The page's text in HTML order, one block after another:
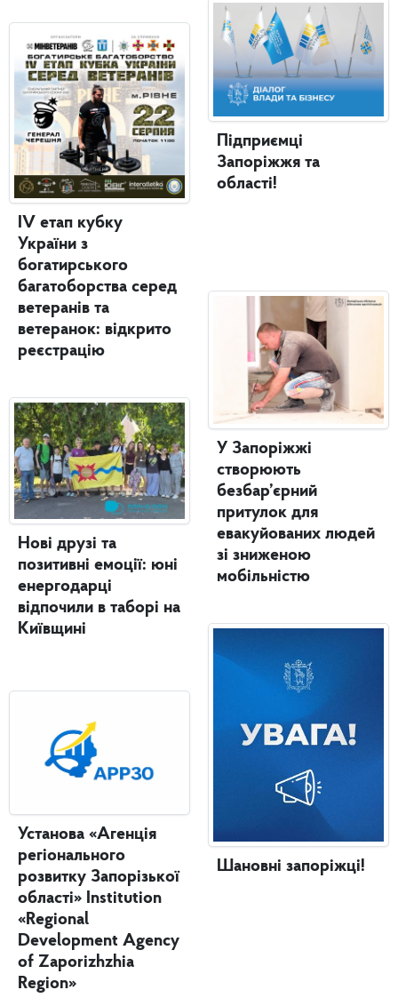
IV етап кубку
України з
богатирського
багатоборства серед
ветеранів та
ветеранок: відкрито
реєстрацію
Нові друзі та
позитивні емоції: юні
енергодарці
відпочили в таборі на
Київщині
Установа «Агенція
регіонального
розвитку Запорізької
області» Institution
«Regional
Development Agency
of Zaporizhzhia
Region»
Підприємці
Запоріжжя та
області!
У Запоріжжі
створюють
безбар’єрний
притулок для
евакуйованих людей
зі зниженою
мобільністю
Шановні запоріжці!